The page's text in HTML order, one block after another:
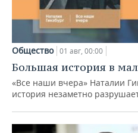
Общество 01 авг, 00:00
Большая история в
«Все наши вчера» Наталии
история незаметно